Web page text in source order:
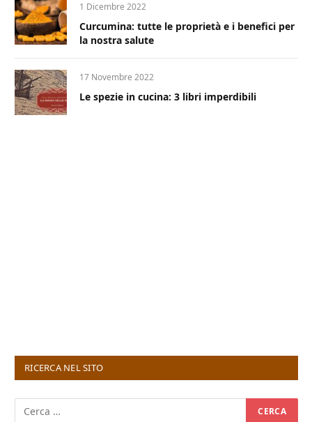
1 Dicembre 2022
Curcumina: tutte le proprietà e i benefici per
la nostra salute
17 Novembre 2022
Le spezie in cucina: 3 libri imperdibili
RICERCA NEL SITO